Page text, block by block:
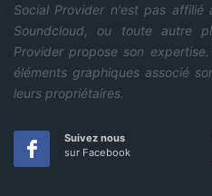
Social Provider n'est pas affilié
Soundcloud, ou toute autre
Provider propose son
éléments graphiques associé
leurs propriétaires.
Suivez nous
sur Facebook